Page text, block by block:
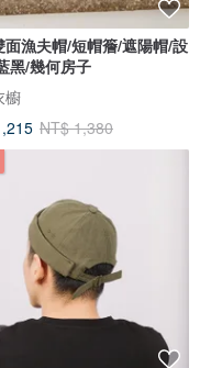
面漁夫帽/短帽簷/遮陽帽/設
黑/幾何房子
櫥
NT$ 1,380